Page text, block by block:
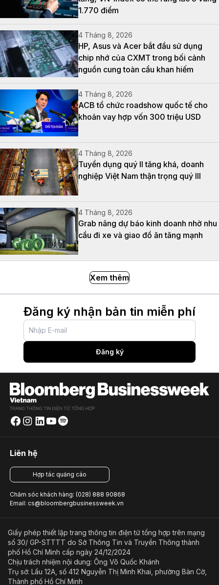
1.770 điểm
4 Tháng 8, 2026
HP, Asus và Acer bắt đầu sử dụng
chip nhớ của CXMT trong bối cảnh
nguồn cung toàn cầu khan hiếm
4 Tháng 8, 2026
ACB tổ chức roadshow quốc tế cho
khoản vay hợp vốn 300 triệu USD
4 Tháng 8, 2026
Tuyển dụng quý II tăng khá, doanh
nghiệp Việt Nam thận trọng quý III
4 Tháng 8, 2026
Grab nâng dự báo kinh doanh nhờ nhu
cầu đi xe và giao đồ ăn tăng mạnh
Xem thêm
Đăng ký nhận bản tin miễn phí
Đăng ký
Liên hệ
Hợp tác quảng cáo
Chăm sóc khách hàng: (028) 888 90868
Email: cs@bloombergbusinessweek.vn
Giấy phép thiết lập trang thông tin điện tử tổng hợp trên mạng
số 30/ GP-STTTT do Sở Thông Tin và Truyền Thông thành
phố Hồ Chí Minh cấp ngày 24/12/2024
Chịu trách nhiệm nội dung: Ông Võ Quốc Khánh
Trụ sở: Lầu 12A, số 412 Nguyễn Thị Minh Khai, phường Bàn Cờ,
Thành phố Hồ Chí Minh